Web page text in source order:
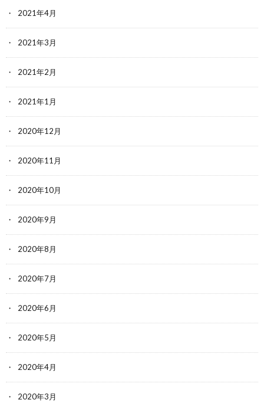
2021年4月
2021年3月
2021年2月
2021年1月
2020年12月
2020年11月
2020年10月
2020年9月
2020年8月
2020年7月
2020年6月
2020年5月
2020年4月
2020年3月